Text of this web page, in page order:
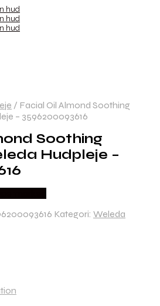
/ Facial Oil Almond Soothing
– 3596200093616
Soothing
Hudpleje –
Kategori: Weleda